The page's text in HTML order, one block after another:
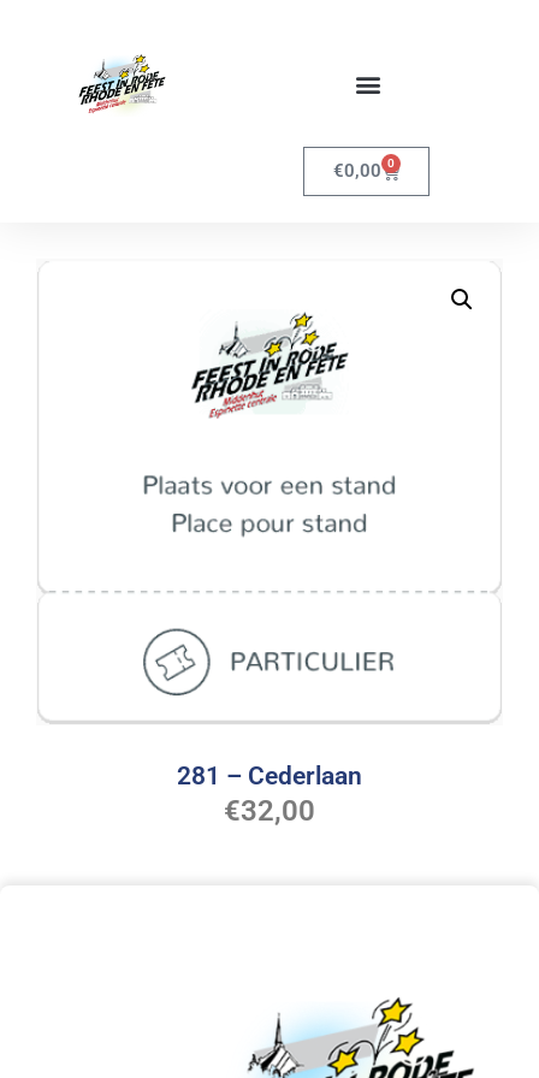
€0,00 0
281 – Cederlaan
€32,00